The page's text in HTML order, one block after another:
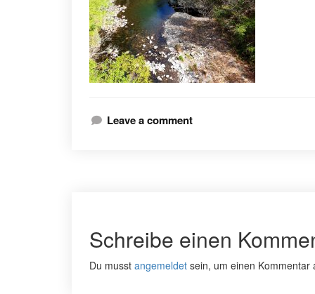
Leave a comment
Schreibe einen
Du musst angemeldet sein, um einen Kommentar